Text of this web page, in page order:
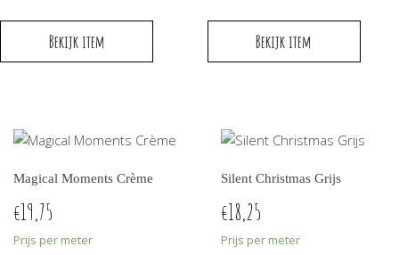
Bekijk item Bekijk item
Magical Moments Crème
€19,75
Prijs per meter
Silent Christmas Grijs
€18,25
Prijs per meter